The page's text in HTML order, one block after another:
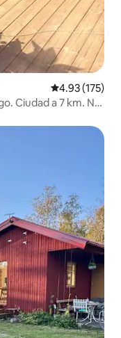
Calificación
4.93 (175)
Ciudad a 7 km. No